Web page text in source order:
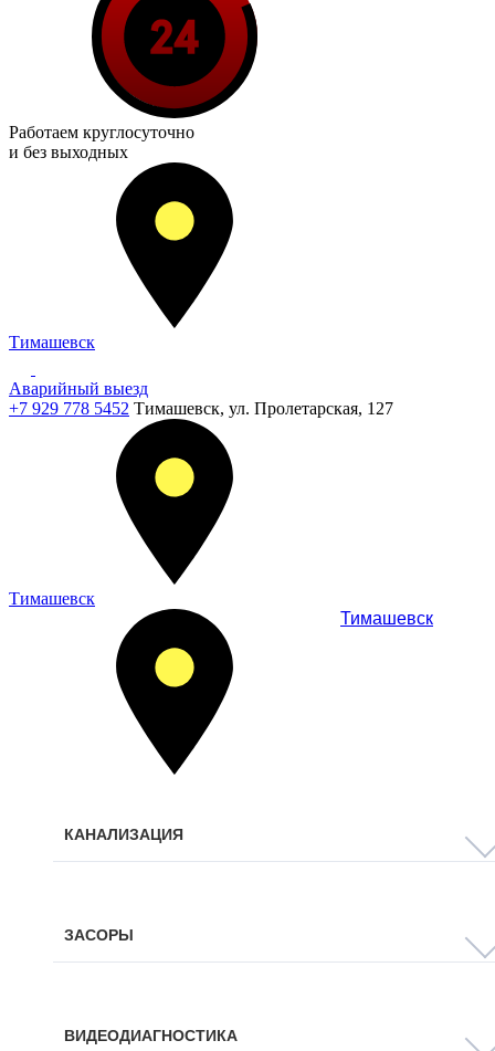
Работаем круглосуточно
и без выходных
Тимашевск
Аварийный выезд
+7 929 778 5452 Тимашевск, ул. Пролетарская, 127
Тимашевск
Тимашевск
КАНАЛИЗАЦИЯ
ЗАСОРЫ
ВИДЕОДИАГНОСТИКА